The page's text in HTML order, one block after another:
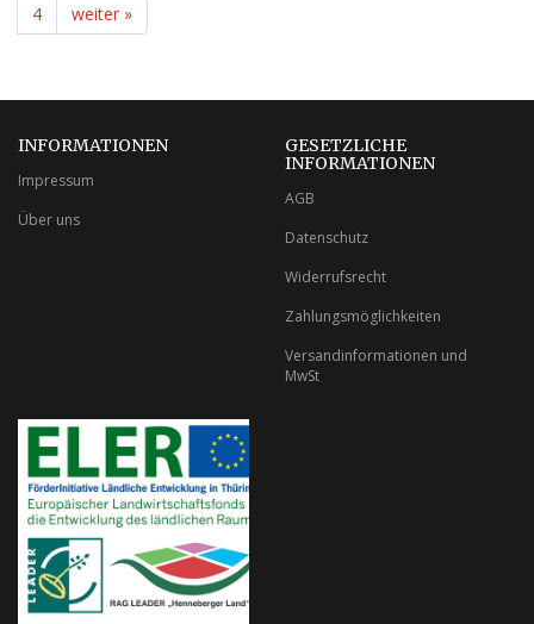
4
weiter »
INFORMATIONEN
Impressum
Über uns
GESETZLICHE
INFORMATIONEN
AGB
Datenschutz
Widerrufsrecht
Zahlungsmöglichkeiten
Versandinformationen und
MwSt